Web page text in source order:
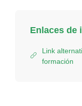
Enlaces de
Link
formación